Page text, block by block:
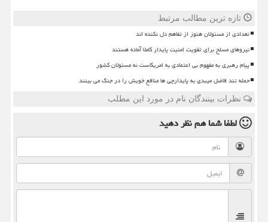
تازه ترین مطالب مرتبط
تعدادی از مسئولان هنوز از تفاهم دل نکنده اند
نیروهای مسلح برای تقویت امنیت پایدار کاملا آماده هستند
پیام رهبری به مفهوم بی اعتمادی به امریکاست نه مسئولان کشور
حمله تند فاضل میبدی به پایدارچی ها منافع خویش را در جنگ می بینند
نظرات بینندگان نام در مورد این مطلب
لطفا شما همنظر دهید